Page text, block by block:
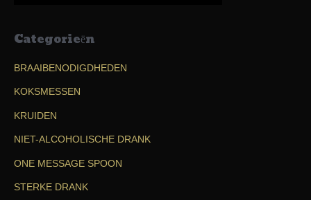
Categorieën
BRAAIBENODIGDHEDEN
KOKSMESSEN
KRUIDEN
NIET-ALCOHOLISCHE DRANK
ONE MESSAGE SPOON
STERKE DRANK